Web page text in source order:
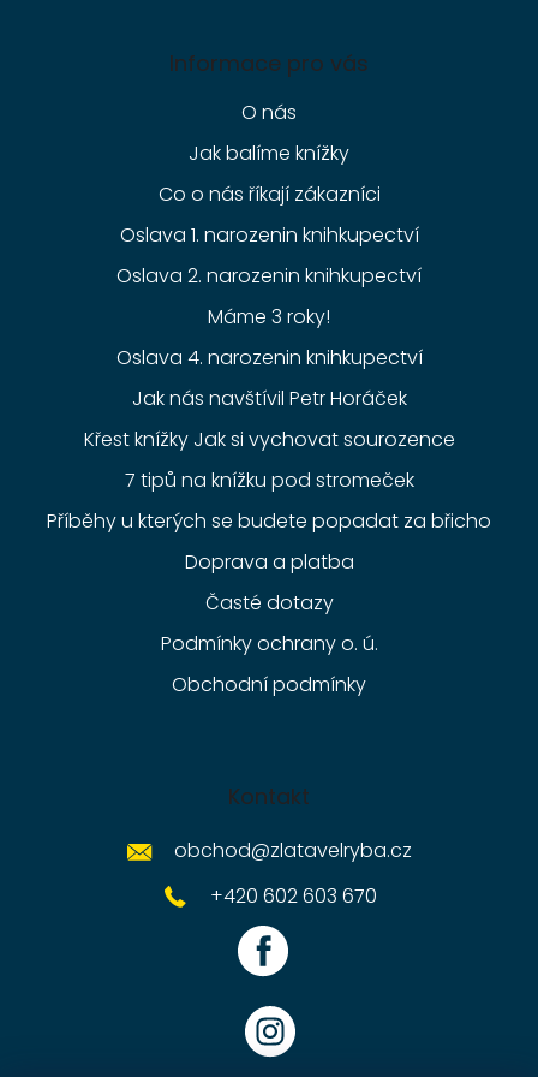
Informace pro vás
O nás
Jak balíme knížky
Co o nás říkají zákazníci
Oslava 1. narozenin knihkupectví
Oslava 2. narozenin knihkupectví
Máme 3 roky!
Oslava 4. narozenin knihkupectví
Jak nás navštívil Petr Horáček
Křest knížky Jak si vychovat sourozence
7 tipů na knížku pod stromeček
Příběhy u kterých se budete popadat za břicho
Doprava a platba
Časté dotazy
Podmínky ochrany o. ú.
Obchodní podmínky
Kontakt
obchod@zlatavelryba.cz
+420 602 603 670